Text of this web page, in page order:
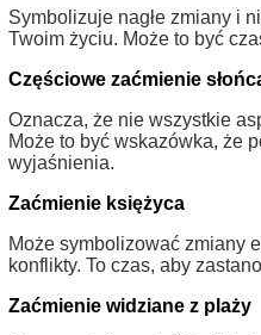
Symbolizuje nagłe zmiany i
Twoim życiu. Może to być
Częściowe zaćmienie
Oznacza, że nie wszystkie
Może to być wskazówka, że
wyjaśnienia.
Zaćmienie księżyca
Może symbolizować zmiany
konflikty. To czas, aby
Zaćmienie widziane z plaży